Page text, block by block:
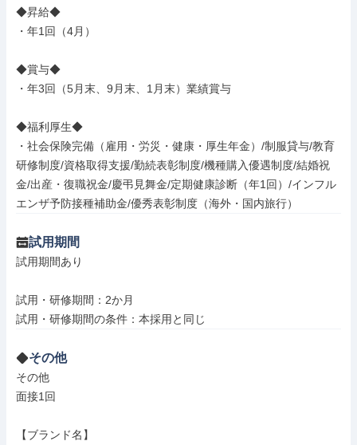
◆昇給◆
・年1回（4月）
◆賞与◆
・年3回（5月末、9月末、1月末）業績賞与
◆福利厚生◆
・社会保険完備（雇用・労災・健康・厚生年金）/制服貸与/教育
研修制度/資格取得支援/勤続表彰制度/機種購入優遇制度/結婚祝
金/出産・復職祝金/慶弔見舞金/定期健康診断（年1回）/インフル
エンザ予防接種補助金/優秀表彰制度（海外・国内旅行）
試用期間
試用期間あり
試用・研修期間：2か月
その他
その他
面接1回
【ブランド名】